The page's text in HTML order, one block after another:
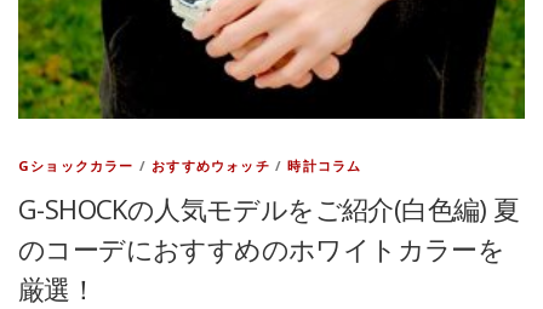
Gショックカラー /おすすめウォッチ /時計コラム
G-SHOCKの人気モデルをご紹介(白色編) 夏
のコーデにおすすめのホワイトカラーを
厳選！